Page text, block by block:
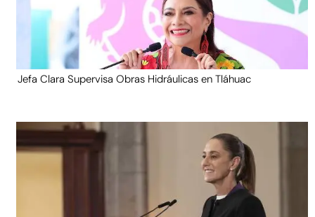
Jefa Clara Supervisa Obras Hidráulicas en Tláhuac